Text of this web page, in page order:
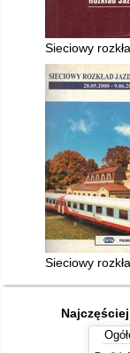
Sieciowy
Sieciowy